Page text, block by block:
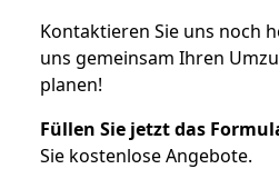
Kontaktieren Sie uns noch
uns gemeinsam Ihren
planen!
Füllen Sie jetzt das
Sie kostenlose Angebote.